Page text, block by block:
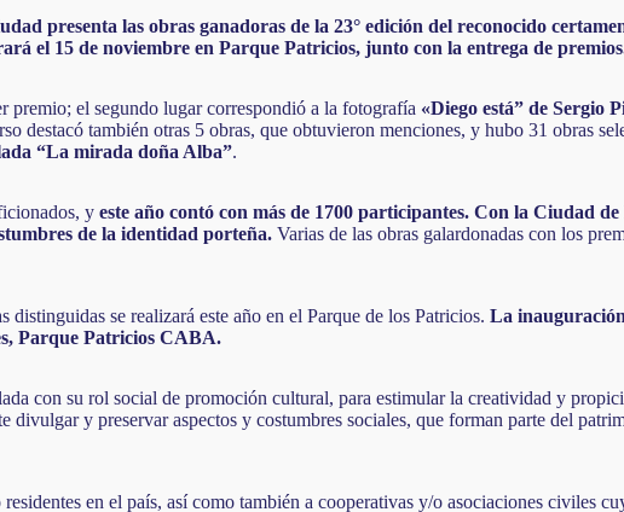
presenta las obras ganadoras de la 23° edición del reconocido
el 15 de noviembre en Parque Patricios, junto con la entrega de
premio; el segundo lugar correspondió a la fotografía «Diego está” de Sergio
destacó también otras 5 obras, que obtuvieron menciones, y hubo 31 obras
“La mirada doña Alba”.
y este año contó con más de 1700 participantes. Con la Ciudad
de la identidad porteña. Varias de las obras galardonadas con los
distinguidas se realizará este año en el Parque de los Patricios. La
Parque Patricios CABA.
con su rol social de promoción cultural, para estimular la creatividad y
divulgar y preservar aspectos y costumbres sociales, que forman parte del
en el país, así como también a cooperativas y/o asociaciones civiles